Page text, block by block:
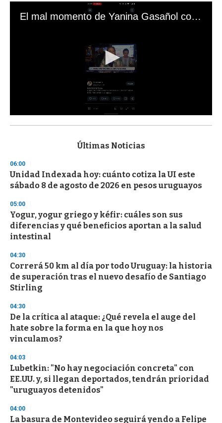
El mal momento de Yanina Gasañol con un hincha argentino en "Subrayado"
s
d
s
o
f
3
s
e
c
o
d
s
Últimas Noticias
06:00
Unidad Indexada hoy: cuánto cotiza la UI este
sábado 8 de agosto de 2026 en pesos uruguayos
05:00
Yogur, yogur griego y kéfir: cuáles son sus
diferencias y qué beneficios aportan a la salud
intestinal
04:30
Correrá 50 km al día por todo Uruguay: la historia
de superación tras el nuevo desafío de Santiago
Stirling
04:30
De la crítica al ataque: ¿Qué revela el auge del
hate sobre la forma en la que hoy nos
vinculamos?
04:03
Lubetkin: "No hay negociación concreta" con
EE.UU. y, si llegan deportados, tendrán prioridad
"uruguayos detenidos"
04:00
La basura de Montevideo seguirá yendo a Felipe